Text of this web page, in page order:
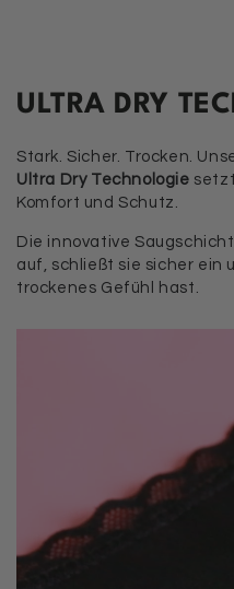
ULTRA DRY
Stark. Sicher. Trocken.
Ultra Dry Technologie
Komfort und Schutz.
Die innovative
auf, schließt sie sicher ein
trockenes Gefühl hast.